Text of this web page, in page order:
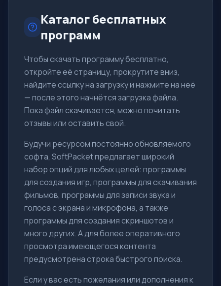
Каталог бесплатных
программ
Чтобы скачать программу бесплатно,
откройте её страницу, прокрутите вниз,
найдите ссылку на загрузку и нажмите на неё
— после этого начнётся загрузка файла.
Пока файл скачивается, можно почитать
отзывы или оставить свой.
Будучи ресурсом постоянно обновляемого
софта, SoftPacket предлагает широкий
набор опций для любых целей: программы
для создания игр, программы для скачивания
фильмов, программы для записи звука и
голоса с экрана и микрофона, а также
программы для создания скриншотов и
много других. А для более оперативного
просмотра имеющегося контента
предусмотрена строка быстрого поиска.
Если у вас есть пожелания или дополнения к